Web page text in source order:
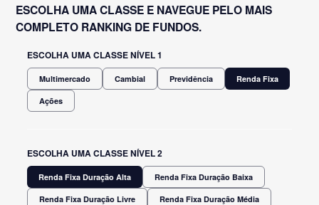
ESCOLHA UMA CLASSE E NAVEGUE PELO MAIS
COMPLETO RANKING DE FUNDOS.
ESCOLHA UMA CLASSE NÍVEL 1
Multimercado Cambial Previdência Renda Fixa
Ações
ESCOLHA UMA CLASSE NÍVEL 2
Renda Fixa Duração Alta Renda Fixa Duração Baixa
Renda Fixa Duração Livre Renda Fixa Duração Média